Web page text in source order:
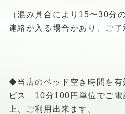
（混み具合により15〜30分
連絡が入る場合があり、ご了
◆当店のベッド空き時間を有
ビス 10分100円単位でご電
上、ご利用出来ます。